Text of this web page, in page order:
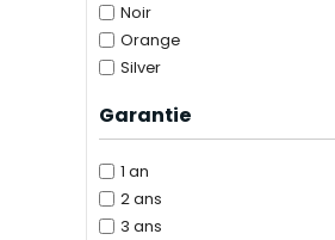
Noir
Orange
Silver
Garantie
1 an
2 ans
3 ans